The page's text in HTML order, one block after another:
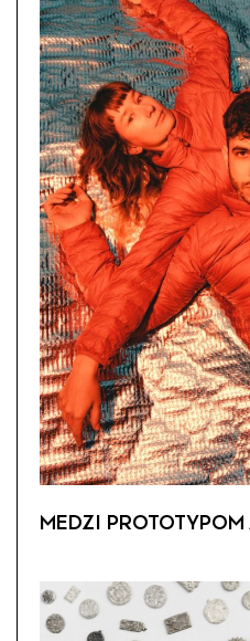
MEDZI PROTOTYPOM